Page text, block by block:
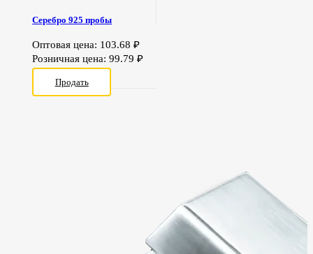
Серебро 925 пробы
Оптовая цена: 103.68₽
Розничная цена:99.79₽
Продать